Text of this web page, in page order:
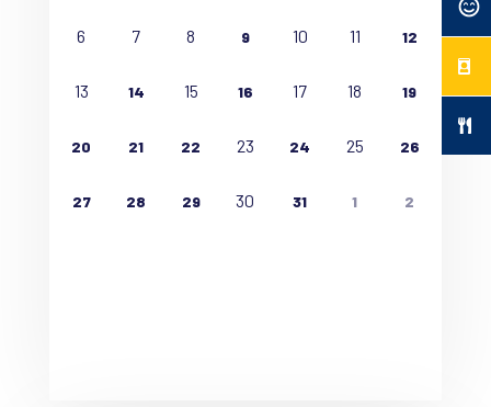
6 7 8 9 10 11 12
13 14 15 16 17 18 19
20 21 22 23 24 25 26
27 28 29 30 31 1 2